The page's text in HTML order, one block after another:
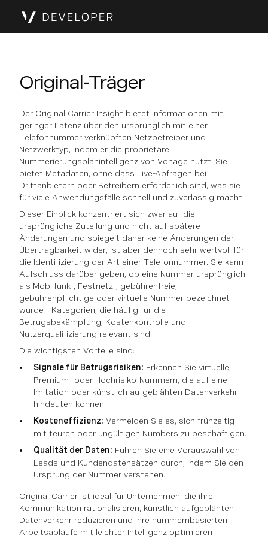
Original-Träger
Der Original Carrier Insight bietet Informationen mit
geringer Latenz über den ursprünglich mit einer
Telefonnummer verknüpften Netzbetreiber und
Netzwerktyp, indem er die proprietäre
Nummerierungsplanintelligenz von Vonage nutzt. Sie
bietet Metadaten, ohne dass Live-Abfragen bei
Drittanbietern oder Betreibern erforderlich sind, was sie
für viele Anwendungsfälle schnell und zuverlässig macht.
Dieser Einblick konzentriert sich zwar auf die
ursprüngliche Zuteilung und nicht auf spätere
Änderungen und spiegelt daher keine Änderungen der
Übertragbarkeit wider, ist aber dennoch sehr wertvoll für
die Identifizierung der Art einer Telefonnummer. Sie kann
Aufschluss darüber geben, ob eine Nummer ursprünglich
als Mobilfunk-, Festnetz-, gebührenfreie,
gebührenpflichtige oder virtuelle Nummer bezeichnet
wurde - Kategorien, die häufig für die
Betrugsbekämpfung, Kostenkontrolle und
Nutzerqualifizierung relevant sind.
Die wichtigsten Vorteile sind:
Signale für Betrugsrisiken: Erkennen Sie virtuelle,
Premium- oder Hochrisiko-Nummern, die auf eine
Imitation oder künstlich aufgeblähten Datenverkehr
hindeuten können.
Kosteneffizienz: Vermeiden Sie es, sich frühzeitig
mit teuren oder ungültigen Numbers zu beschäftigen.
Qualität der Daten: Führen Sie eine Vorauswahl von
Leads und Kundendatensätzen durch, indem Sie den
Ursprung der Nummer verstehen.
Original Carrier ist ideal für Unternehmen, die ihre
Kommunikation rationalisieren, künstlich aufgeblähten
Datenverkehr reduzieren und ihre nummernbasierten
Arbeitsabläufe mit leichter Intelligenz optimieren